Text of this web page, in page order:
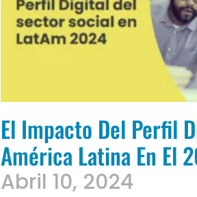
El Impacto Del Perfil
América Latina En El
Abril 10, 2024